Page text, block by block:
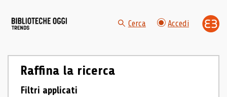
Cerca Accedi
Raffina la ricerca
Filtri applicati